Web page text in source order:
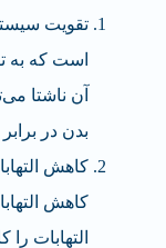
است که به
آن ناشتا
بدن در
کاهش
کاهش
التهابات